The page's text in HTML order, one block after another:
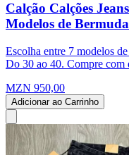
Calção Calções
Modelos de Bermuda
Escolha entre 7 modelos
Do 30 ao 40. Compre com
MZN 950,00
Adicionar ao Carrinho